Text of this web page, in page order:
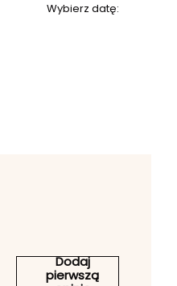
Wybierz datę:
Dodaj
pierwszą